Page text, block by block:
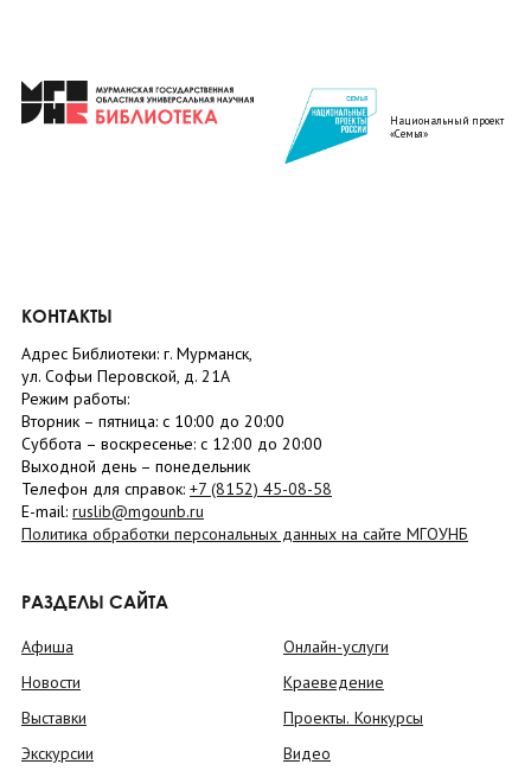
Национальный проект
«Семья»
КОНТАКТЫ
Адрес Библиотеки: г. Мурманск,
ул. Софьи Перовской, д. 21А
Режим работы:
Вторник – пятница: с 10:00 до 20:00
Суббота – воскресенье: c 12:00 до 20:00
Выходной день – понедельник
Телефон для справок: +7 (8152) 45-08-58
E-mail: ruslib@mgounb.ru
Политика обработки персональных данных на сайте МГОУНБ
РАЗДЕЛЫ САЙТА
Афиша
Новости
Выставки
Экскурсии
Онлайн-услуги
Краеведение
Проекты. Конкурсы
Видео